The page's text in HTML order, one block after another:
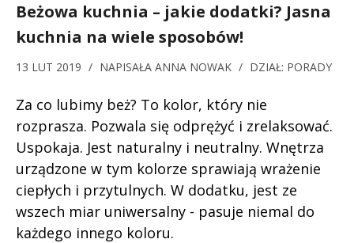
Beżowa kuchnia – jakie dodatki? Jasna
kuchnia na wiele sposobów!
13 LUT 2019 / NAPISAŁA ANNA NOWAK / DZIAŁ: PORADY
Za co lubimy beż? To kolor, który nie
rozprasza. Pozwala się odprężyć i zrelaksować.
Uspokaja. Jest naturalny i neutralny. Wnętrza
urządzone w tym kolorze sprawiają wrażenie
ciepłych i przytulnych. W dodatku, jest ze
wszech miar uniwersalny - pasuje niemal do
każdego innego koloru.